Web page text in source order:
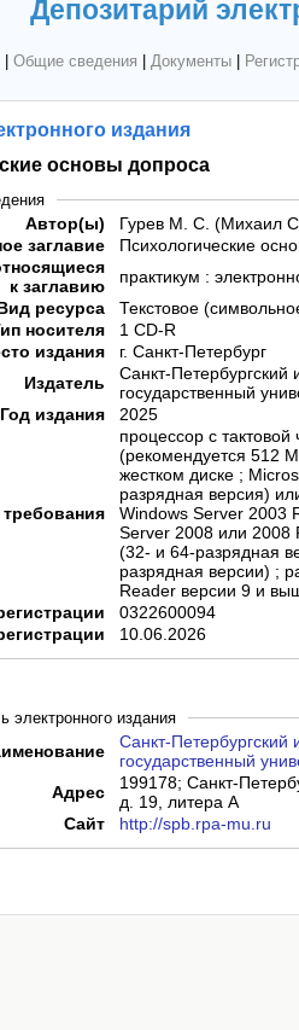
Депозитарий
Общие сведения Документы|
издания
основы допроса
Автор(ы)
Гурев М. С. (Михаил
заглавие
Психологические
к заглавию
практикум :
ресурса
Текстовое
носителя
1 CD-R
издания
г. Санкт-Петербург
Издатель
Санкт-
государственный
Год издания
2025
процессор с
(рекомендуется 512
жестком диске ;
разрядная версия)
Windows Server 2003
Server 2008 или 2008
(32- и 64-разрядная
разрядная версии) ;
Reader версии 9 и
0322600094
10.06.2026
электронного издания
Санкт-
государственный
Адрес
199178; Санкт-
д. 19, литера А
Сайт
http://spb.rpa-mu.ru